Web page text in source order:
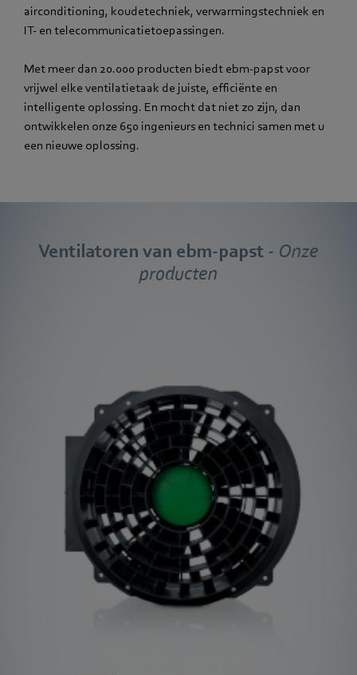
airconditioning, koudetechniek, verwarmingstechniek en
IT- en telecommunicatietoepassingen.
Met meer dan 20.000 producten biedt ebm‑papst voor
vrijwel elke ventilatietaak de juiste, efficiënte en
intelligente oplossing. En mocht dat niet zo zijn, dan
ontwikkelen onze 650 ingenieurs en technici samen met u
een nieuwe oplossing.
Ventilatoren van ebm‑papst - Onze
producten